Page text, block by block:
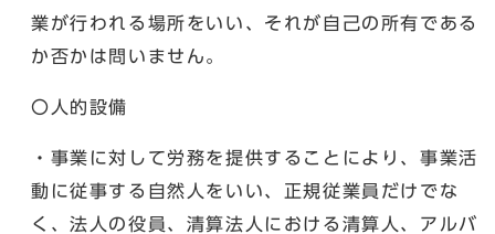
業が行われる場所をいい、それが自己の所有である
か否かは問いません。
〇人的設備
・事業に対して労務を提供することにより、事業活
動に従事する自然人をいい、正規従業員だけでな
く、法人の役員、清算法人における清算人、アルバ